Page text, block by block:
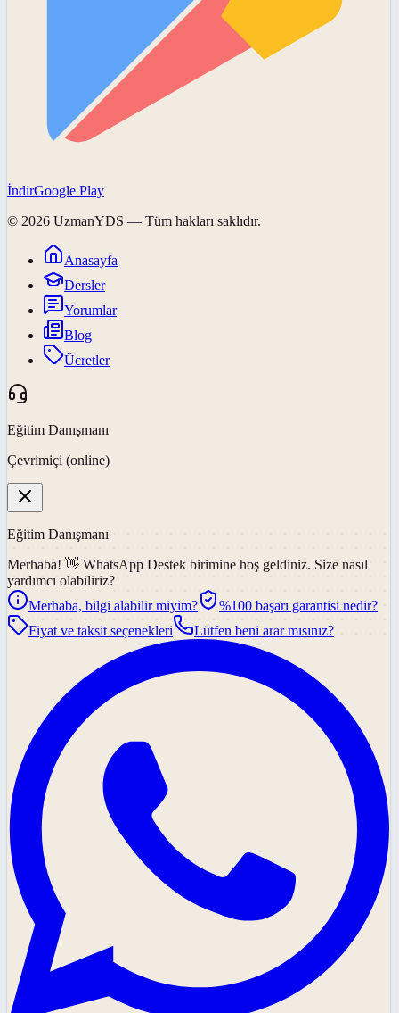
İndirGoogle Play
© 2026 UzmanYDS — Tüm hakları saklıdır.
Anasayfa
Dersler
Yorumlar
Blog
Ücretler
Eğitim Danışmanı
Çevrimiçi (online)
Eğitim Danışmanı
Merhaba! 👋 WhatsApp Destek birimine hoş geldiniz. Size nasıl
yardımcı olabiliriz?
Merhaba, bilgi alabilir miyim?
%100 başarı garantisi nedir?
Fiyat ve taksit seçenekleri
Lütfen beni arar mısınız?